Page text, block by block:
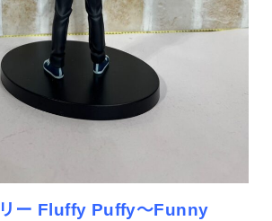
ー Fluffy Puffy〜Funny